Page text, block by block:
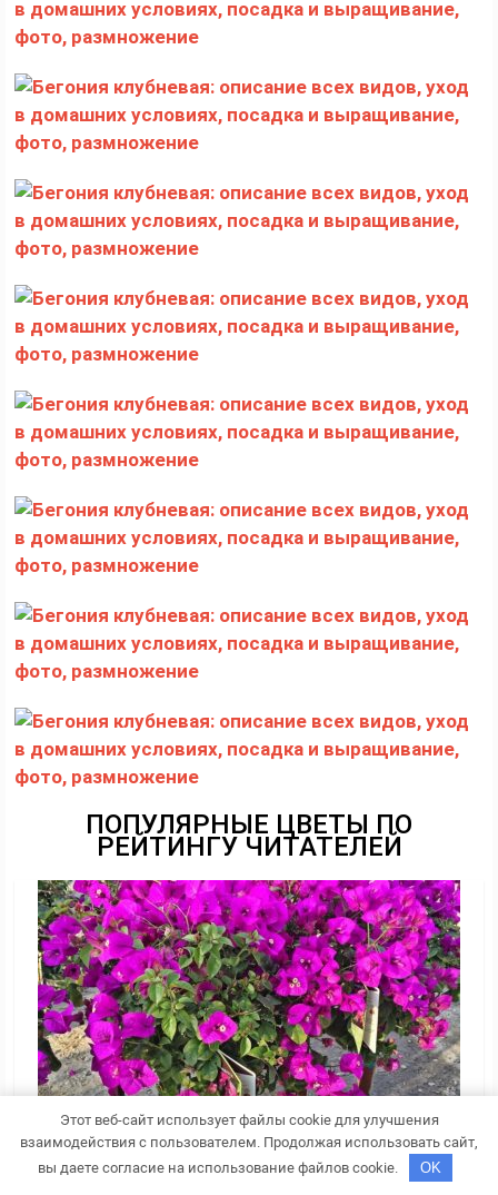
ПОПУЛЯРНЫЕ ЦВЕТЫ ПО
РЕЙТИНГУ ЧИТАТЕЛЕЙ
Бугенвиллия: правила ухода в домашних
Этот веб-сайт использует файлы cookie для улучшения
взаимодействия с пользователем. Продолжая использовать сайт,
вы даете согласие на использование файлов cookie.
OK